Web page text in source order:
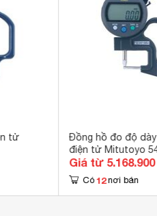
tử
Đồng hồ đo độ
điện tử Mitutoyo
Giá từ
Có 12 nơi bán